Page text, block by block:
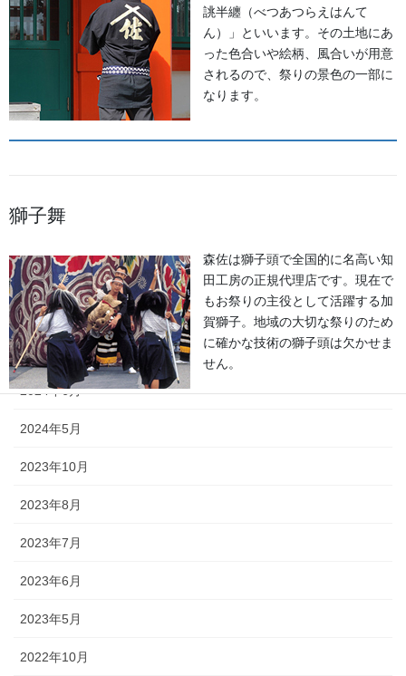
2026年8月
2026年7月
2026年5月
2025年5月
2024年11月
2024年9月
2024年6月
2024年5月
2023年10月
2023年8月
2023年7月
2023年6月
2023年5月
2022年10月
誂半纏（べつあつらえはんて
ん）」といいます。その土地にあ
った色合いや絵柄、風合いが用意
されるので、祭りの景色の一部に
なります。
獅子舞
森佐は獅子頭で全国的に名高い知
田工房の正規代理店です。現在で
もお祭りの主役として活躍する加
賀獅子。地域の大切な祭りのため
に確かな技術の獅子頭は欠かせま
せん。